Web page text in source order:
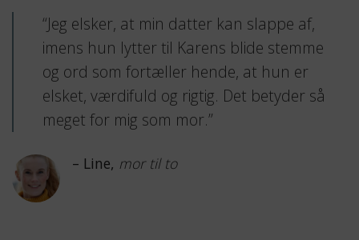
“Jeg elsker, at min datter kan slappe af,
imens hun lytter til Karens blide stemme
og ord som fortæller hende, at hun er
elsket, værdifuld og rigtig. Det betyder så
meget for mig som mor.”
– Line, mor til to